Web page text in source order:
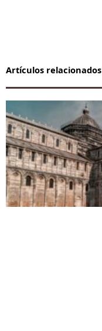
Artículos relacionados